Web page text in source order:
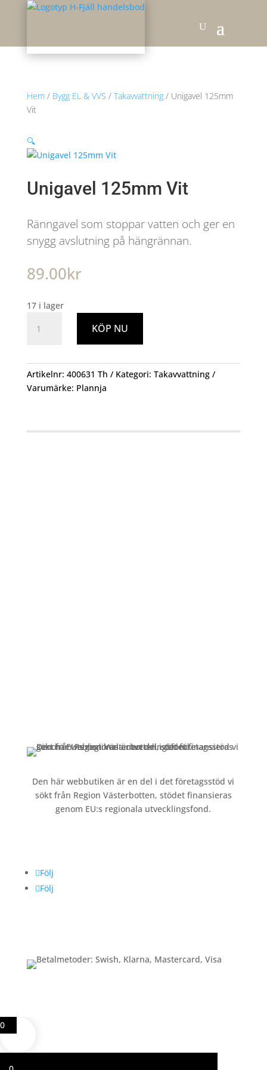
Hem/ Bygg EL & VVS / Takavvattning/ Unigavel 125mm
Vit
🔍
Unigavel 125mm Vit
Ränngavel som stoppar vatten och ger en
snygg avslutning på hängrännan.
89.00kr
17 i lager
125mm
KÖP NU
Artikelnr: 400631 Th Kategori: Takavvattning
Varumärke: Plannja
Den här webbutiken är en del i det företagsstöd vi
sökt från Region Västerbotten, stödet finansieras
genom EU:s regionala utvecklingsfond.
Följ
Följ
0